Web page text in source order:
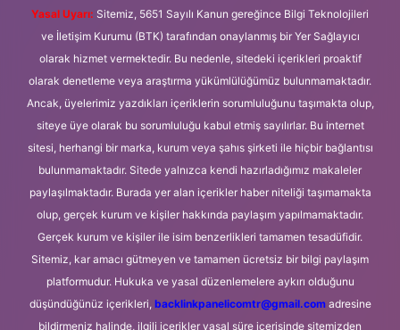
Yasal Uyarı: Sitemiz, 5651 Sayılı Kanun gereğince Bilgi Teknolojileri
ve İletişim Kurumu (BTK) tarafından onaylanmış bir Yer Sağlayıcı
olarak hizmet vermektedir. Bu nedenle, sitedeki içerikleri proaktif
olarak denetleme veya araştırma yükümlülüğümüz bulunmamaktadır.
Ancak, üyelerimiz yazdıkları içeriklerin sorumluluğunu taşımakta olup,
siteye üye olarak bu sorumluluğu kabul etmiş sayılırlar. Bu internet
sitesi, herhangi bir marka, kurum veya şahıs şirketi ile hiçbir bağlantısı
bulunmamaktadır. Sitede yalnızca kendi hazırladığımız makaleler
paylaşılmaktadır. Burada yer alan içerikler haber niteliği taşımamakta
olup, gerçek kurum ve kişiler hakkında paylaşım yapılmamaktadır.
Gerçek kurum ve kişiler ile isim benzerlikleri tamamen tesadüfidir.
Sitemiz, kar amacı gütmeyen ve tamamen ücretsiz bir bilgi paylaşım
platformudur. Hukuka ve yasal düzenlemelere aykırı olduğunu
düşündüğünüz içerikleri, backlinkpanelicomtr@gmail.comadresine
bildirmeniz halinde, ilgili içerikler yasal süre içerisinde sitemizden